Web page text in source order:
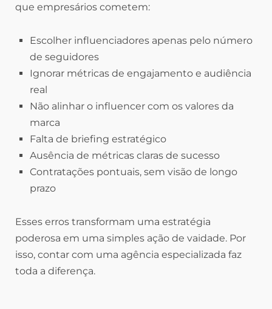
que empresários cometem:
Escolher influenciadores apenas pelo número
de seguidores
Ignorar métricas de engajamento e audiência
real
Não alinhar o influencer com os valores da
marca
Falta de briefing estratégico
Ausência de métricas claras de sucesso
Contratações pontuais, sem visão de longo
prazo
Esses erros transformam uma estratégia
poderosa em uma simples ação de vaidade. Por
isso, contar com uma agência especializada faz
toda a diferença.